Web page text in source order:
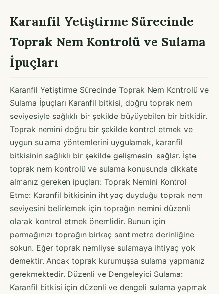
Karanfil Yetiştirme Sürecinde
Toprak Nem Kontrolü ve Sulama
İpuçları
Karanfil Yetiştirme Sürecinde Toprak Nem Kontrolü ve
Sulama İpuçları Karanfil bitkisi, doğru toprak nem
seviyesiyle sağlıklı bir şekilde büyüyebilen bir bitkidir.
Toprak nemini doğru bir şekilde kontrol etmek ve
uygun sulama yöntemlerini uygulamak, karanfil
bitkisinin sağlıklı bir şekilde gelişmesini sağlar. İşte
toprak nem kontrolü ve sulama konusunda dikkate
almanız gereken ipuçları: Toprak Nemini Kontrol
Etme: Karanfil bitkisinin ihtiyaç duyduğu toprak nem
seviyesini belirlemek için toprağın nemini düzenli
olarak kontrol etmek önemlidir. Bunun için
parmağınızı toprağın birkaç santimetre derinliğine
sokun. Eğer toprak nemliyse sulamaya ihtiyaç yok
demektir. Ancak toprak kurumuşsa sulama yapmanız
gerekmektedir. Düzenli ve Dengeleyici Sulama:
Karanfil bitkisi için düzenli ve dengeli sulama yapmak